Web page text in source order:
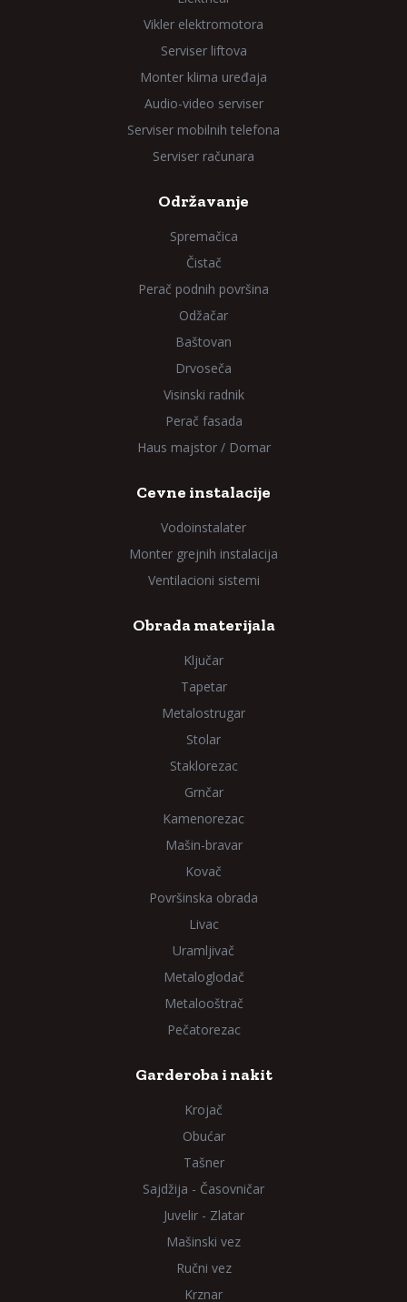
Vikler elektromotora
Serviser liftova
Monter klima uređaja
Audio-video serviser
Serviser mobilnih telefona
Serviser računara
Održavanje
Spremačica
Čistač
Perač podnih površina
Odžačar
Baštovan
Drvoseča
Visinski radnik
Perač fasada
Haus majstor / Domar
Cevne instalacije
Vodoinstalater
Monter grejnih instalacija
Ventilacioni sistemi
Obrada materijala
Ključar
Tapetar
Metalostrugar
Stolar
Staklorezac
Grnčar
Kamenorezac
Mašin-bravar
Kovač
Površinska obrada
Livac
Uramljivač
Metaloglodač
Metalooštrač
Pečatorezac
Garderoba i nakit
Krojač
Obućar
Tašner
Sajdžija - Časovničar
Juvelir - Zlatar
Mašinski vez
Ručni vez
Krznar